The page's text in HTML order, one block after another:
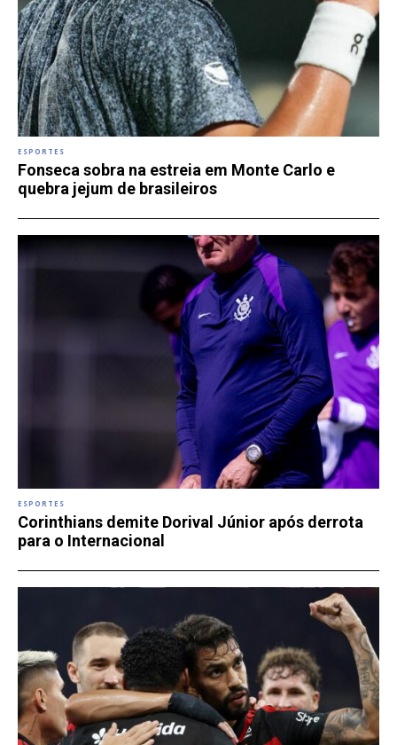
ESPORTES
Fonseca sobra na estreia em Monte Carlo e
quebra jejum de brasileiros
ESPORTES
Corinthians demite Dorival Júnior após derrota
para o Internacional